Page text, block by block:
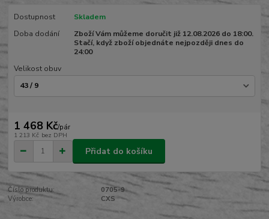
Dostupnost
Skladem
Doba dodání
Zboží Vám můžeme doručit již 12.08.2026 do 18:00.
Stačí, když zboží objednáte nejpozději dnes do
24:00
Velikost obuv
1 468 Kč/pár
1 213 Kč bez DPH
Přidat do košíku
Číslo produktu:
0705-9
Výrobce:
CXS